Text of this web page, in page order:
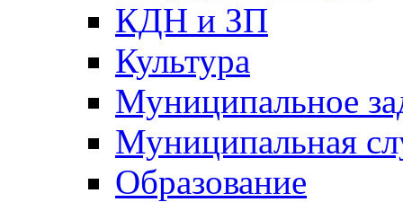
КДН и ЗП
Культура
Муниципальное
Муниципальная
Образование